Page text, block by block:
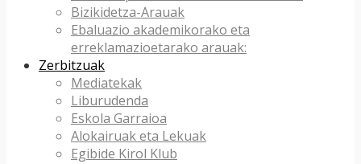
Bizikidetza-Arauak
Ebaluazio akademikorako eta
erreklamazioetarako arauak:
Zerbitzuak
Mediatekak
Liburudenda
Eskola Garraioa
Alokairuak eta Lekuak
Egibide Kirol Klub